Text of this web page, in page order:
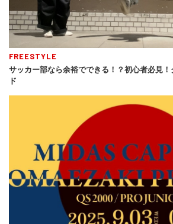
FREESTYLE
サッカー部なら余裕でできる！？初心者必見
ド